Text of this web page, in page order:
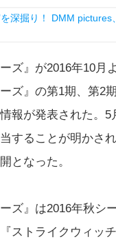
深掘り！ DMM
ズ』が2016年10月
ズ』の第1期、第2
報が発表された。5
することが明かさ
となった。
ズ』は2016年秋シ
ストライクウィッ